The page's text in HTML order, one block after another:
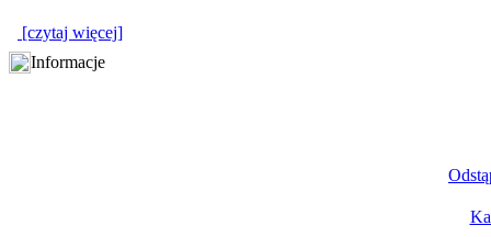
[czytaj więcej]
Informacje